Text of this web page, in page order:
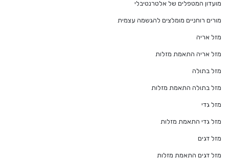
מועדון המטפלים של אלטרנטיבלי
מורים רוחניים מומלצים להגשמה עצמית
מזל אריה
מזל אריה התאמת מזלות
מזל בתולה
מזל בתולה התאמת מזלות
מזל גדי
מזל גדי התאמת מזלות
מזל דגים
מזל דגים התאמת מזלות